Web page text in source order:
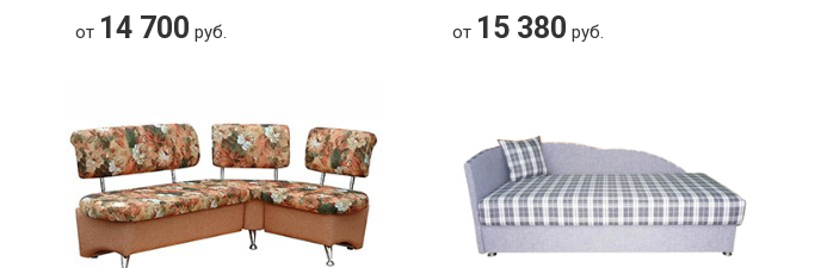
от 14 700 руб. от 15 380 руб.